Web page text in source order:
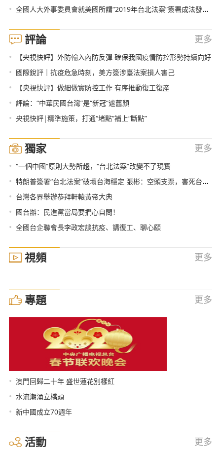
• 全國人大外事委員會就美國所謂“2019年台北法案”簽署成法發表聲明
評論 更多
• 【央視快評】外防輸入內防反彈 確保我國疫情防控形勢持續向好
• 國際銳評｜抗疫危急時刻，美方簽涉臺法案損人害己
• 【央視快評】做細做實防控工作 有序推動復工復産
• 評論：“中華民國台灣”是“新冠”遮舊顏
• 央視快評|精準施策，打通“堵點”補上“斷點”
獨家 更多
• “一個中國”原則大勢所趨，“台北法案”改變不了現實
• 特朗普簽署“台北法案”破壞台海穩定 張彬：空頭支票，害死台灣！
• 台灣各界舉辦恭拜軒轅黃帝大典
• 國台辦：民進黨當局要捫心自問！
• 全國台企聯會長李政宏談抗疫、講復工、聊心願
視頻 更多
專題 更多
• 澳門回歸二十年 盛世蓮花別樣紅
• 水流潮涌立橋頭
• 新中國成立70週年
活動 更多